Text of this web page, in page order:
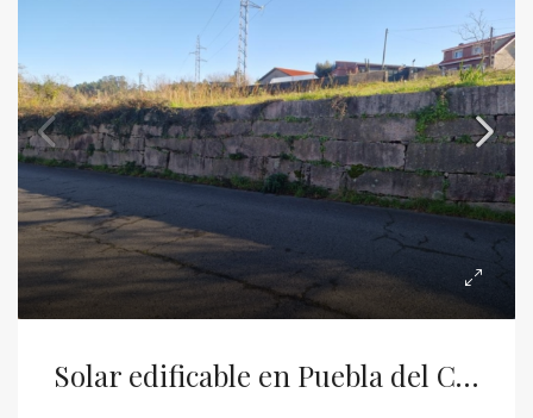
Solar edificable en Puebla del Caramiñal